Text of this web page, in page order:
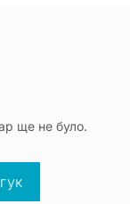
ще не було.